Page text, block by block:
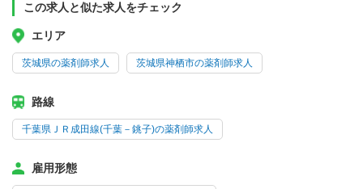
この求人と似た求人をチェック
エリア
茨城県の薬剤師求人 茨城県神栖市の薬剤師求人
路線
千葉県ＪＲ成田線(千葉－銚子)の薬剤師求人
雇用形態